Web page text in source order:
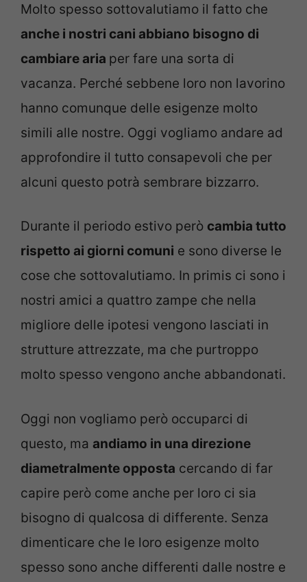
Molto spesso sottovalutiamo il fatto che
anche i nostri cani abbiano bisogno di
cambiare aria per fare una sorta di
vacanza. Perché sebbene loro non lavorino
hanno comunque delle esigenze molto
simili alle nostre. Oggi vogliamo andare ad
approfondire il tutto consapevoli che per
alcuni questo potrà sembrare bizzarro.
Durante il periodo estivo però cambia tutto
rispetto ai giorni comuni e sono diverse le
cose che sottovalutiamo. In primis ci sono i
nostri amici a quattro zampe che nella
migliore delle ipotesi vengono lasciati in
strutture attrezzate, ma che purtroppo
molto spesso vengono anche abbandonati.
Oggi non vogliamo però occuparci di
questo, ma andiamo in una direzione
diametralmente opposta cercando di far
capire però come anche per loro ci sia
bisogno di qualcosa di differente. Senza
dimenticare che le loro esigenze molto
spesso sono anche differenti dalle nostre e